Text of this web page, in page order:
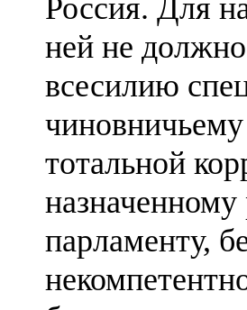
Россия. Для
ней не
всесилию
тотальной
парламенту,